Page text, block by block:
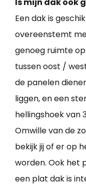
Een dak is
overeenstemt
genoeg ruimte
tussen oost /
de panelen
liggen, en een
hellingshoek van
Omwille van de
bekijk jij of er op
worden. Ook het
een plat dak is